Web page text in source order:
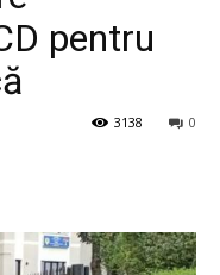
pentru
0
3138